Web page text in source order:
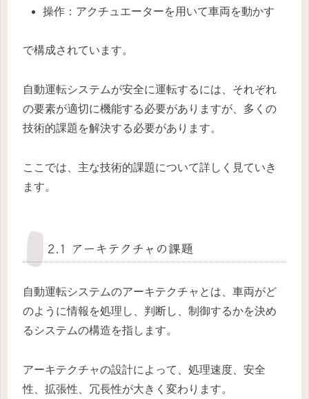
操作：アクチュエーターを用いて車両を動かす
で構成されています。
自動運転システムが安全に運転するには、それぞれ
の要素が適切に機能する必要がありますが、多くの
技術的課題を解決する必要があります。
ここでは、主な技術的課題について詳しく見ていき
ます。
2.1 アーキテクチャの課題
自動運転システムのアーキテクチャとは、車両がど
のように情報を処理し、判断し、制御するかを決め
るシステムの構造を指します。
アーキテクチャの設計によって、処理速度、安全
性、拡張性、冗長性が大きく変わります。